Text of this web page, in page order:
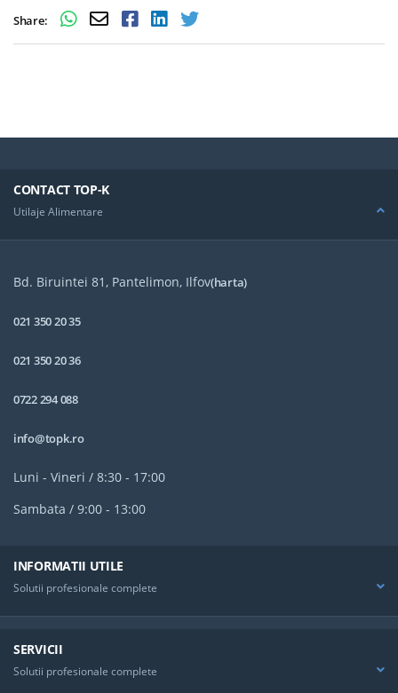
Share:
CONTACT TOP-K
Utilaje Alimentare
Bd. Biruintei 81, Pantelimon, Ilfov(harta)
021 350 20 35
021 350 20 36
0722 294 088
info@topk.ro
Luni - Vineri / 8:30 - 17:00
Sambata / 9:00 - 13:00
INFORMATII UTILE
Solutii profesionale complete
SERVICII
Solutii profesionale complete